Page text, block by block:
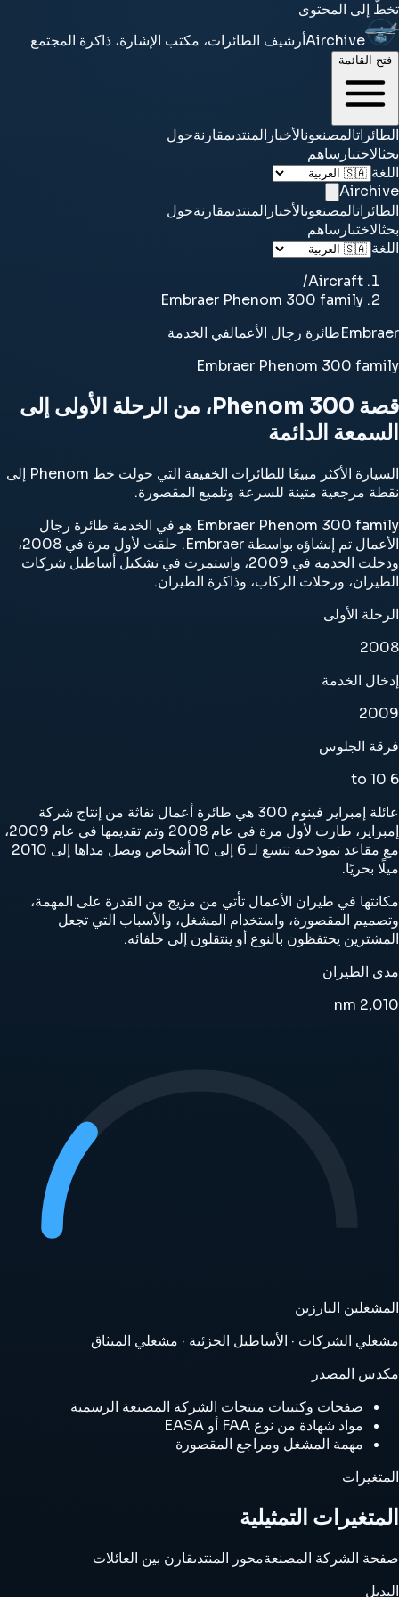
تخطَّ إلى المحتوى
Airchiveأرشيف الطائرات، مكتب الإشارة، ذاكرة المجتمع
فتح القائمة
الطائراتالمصنعونالأخبار المنتدىمقارنةحول
بحثالاختبار ساهم
اللغة
Airchive
الطائراتالمصنعونالأخبار المنتدىمقارنةحول
بحثالاختبار ساهم
اللغة
Aircraft
/
Embraer Phenom 300 family
Embraerطائرة رجال الأعمالفي الخدمة
Embraer Phenom 300 family
قصة Phenom 300، من الرحلة الأولى إلى
السمعة الدائمة
السيارة الأكثر مبيعًا للطائرات الخفيفة التي حولت خط Phenom إلى
نقطة مرجعية متينة للسرعة وتلميع المقصورة.
Embraer Phenom 300 family هو في الخدمة طائرة رجال
الأعمال تم إنشاؤه بواسطة Embraer. حلقت لأول مرة في 2008،
ودخلت الخدمة في 2009، واستمرت في تشكيل أساطيل شركات
الطيران، ورحلات الركاب، وذاكرة الطيران.
الرحلة الأولى
2008
إدخال الخدمة
2009
فرقة الجلوس
6 to 10
عائلة إمبراير فينوم 300 هي طائرة أعمال نفاثة من إنتاج شركة
إمبراير، طارت لأول مرة في عام 2008 وتم تقديمها في عام 2009،
مع مقاعد نموذجية تتسع لـ 6 إلى 10 أشخاص ويصل مداها إلى 2010
ميلًا بحريًا.
مكانتها في طيران الأعمال تأتي من مزيج من القدرة على المهمة،
وتصميم المقصورة، واستخدام المشغل، والأسباب التي تجعل
المشترين يحتفظون بالنوع أو ينتقلون إلى خلفائه.
مدى الطيران
2,010
المشغلين البارزين
مشغلي الشركات · الأساطيل الجزئية · مشغلي الميثاق
مكدس المصدر
صفحات وكتيبات منتجات الشركة المصنعة الرسمية
مواد شهادة من نوع FAA أو EASA
مهمة المشغل ومراجع المقصورة
المتغيرات
المتغيرات التمثيلية
صفحة الشركة المصنعةمحور المنتدىقارن بين العائلات
البديل